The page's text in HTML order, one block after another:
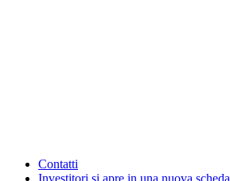
Contatti
Investitori si apre in una nuova scheda